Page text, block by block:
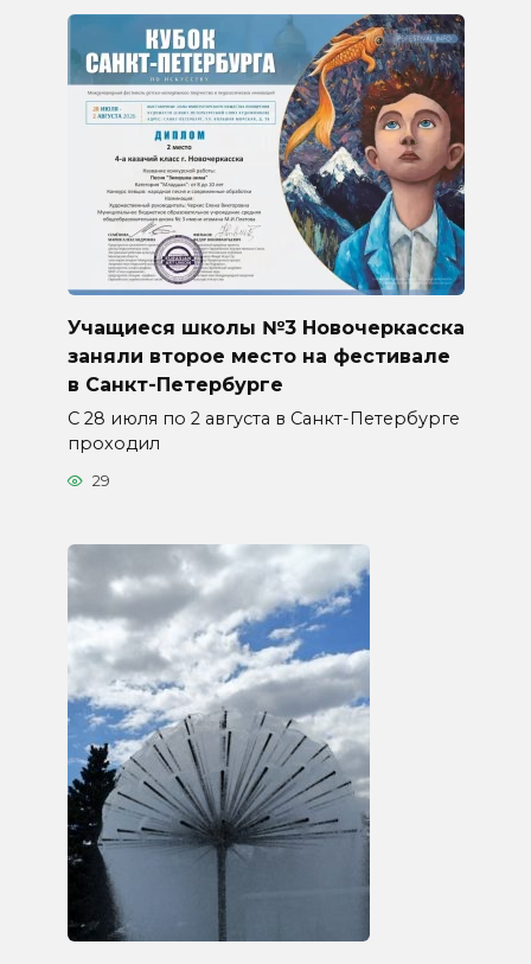
Учащиеся школы №3 Новочеркасска
заняли второе место на фестивале
в Санкт-Петербурге
С 28 июля по 2 августа в Санкт-Петербурге
проходил
29